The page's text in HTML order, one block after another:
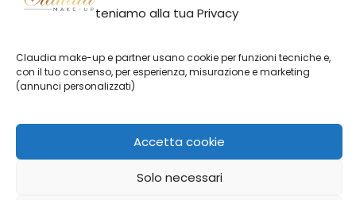
teniamo alla tua Privacy
Claudia make-up e partner usano cookie per funzioni tecniche e,
con il tuo consenso, per esperienza, misurazione e marketing
(annunci personalizzati)
Accetta cookie
Solo necessari
cui scarseggia la peluria; infine
Anastasia Beverly Hills Matita per
Auburn
19,45€